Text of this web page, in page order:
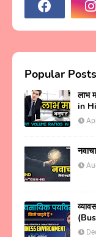
Popular Posts
लाभ
in